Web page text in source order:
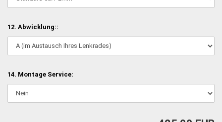
12. Abwicklung::
14. Montage Service: